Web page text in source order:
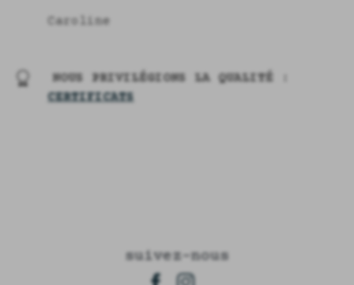
Caroline
NOUS PRIVILÉGIONS LA QUALITÉ :
CERTIFICATS
suivez-nous